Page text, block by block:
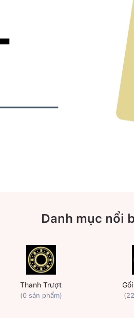
Danh mục nổi
Thanh Trượt
(0 sản phẩm)